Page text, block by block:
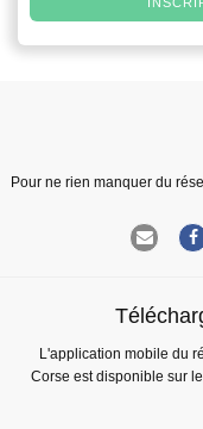
Pour ne rien manquer du
L'application mobile du
Corse est disponible sur